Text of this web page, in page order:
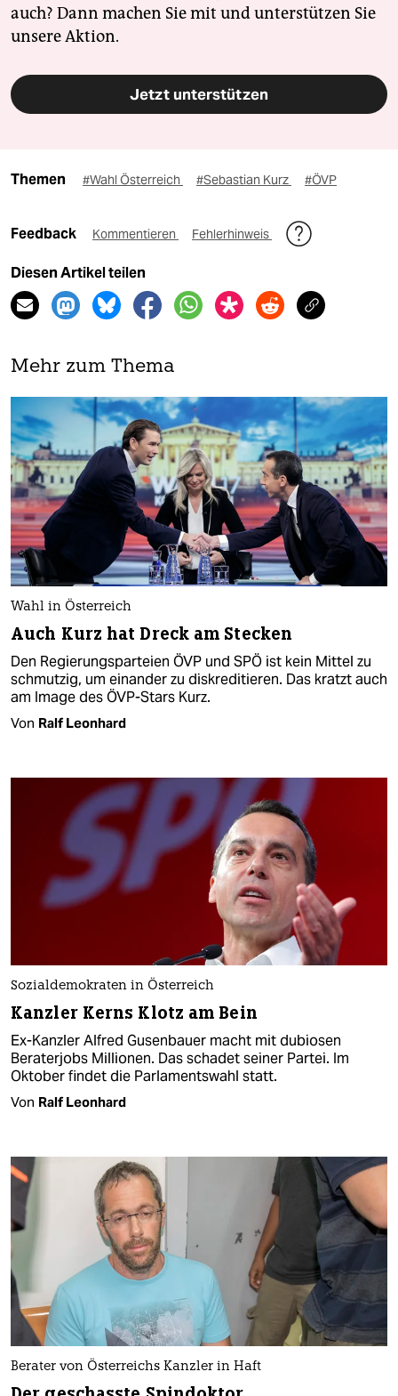
auch? Dann machen Sie mit und unterstützen Sie
unsere Aktion.
Jetzt unterstützen
Themen #Wahl Österreich #Sebastian Kurz #ÖVP
Feedback Kommentieren Fehlerhinweis
Diesen Artikel teilen
Mehr zum Thema
Wahl in Österreich
Auch Kurz hat Dreck am Stecken
Den Regierungsparteien ÖVP und SPÖ ist kein Mittel zu
schmutzig, um einander zu diskreditieren. Das kratzt auch
am Image des ÖVP-Stars Kurz.
Von Ralf Leonhard
Sozialdemokraten in Österreich
Kanzler Kerns Klotz am Bein
Ex-Kanzler Alfred Gusenbauer macht mit dubiosen
Beraterjobs Millionen. Das schadet seiner Partei. Im
Oktober findet die Parlamentswahl statt.
Von Ralf Leonhard
Berater von Österreichs Kanzler in Haft